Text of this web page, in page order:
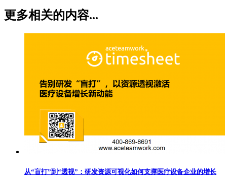
更多相关的内容...
从“盲打”到“透视”：研发资源可视化如何支撑医疗设备企业的增长